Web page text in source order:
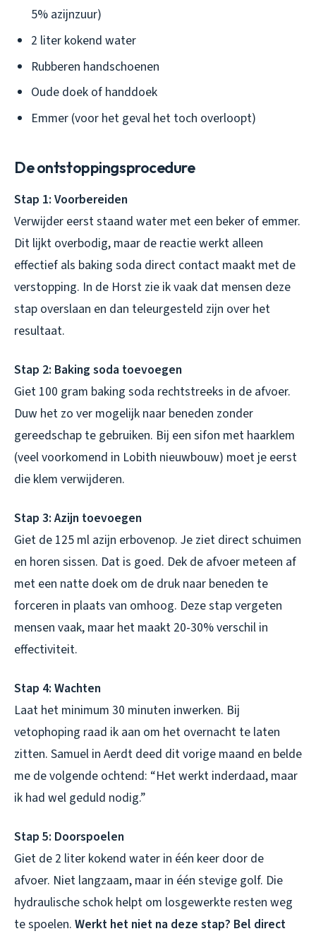
5% azijnzuur)
2 liter kokend water
Rubberen handschoenen
Oude doek of handdoek
Emmer (voor het geval het toch overloopt)
De ontstoppingsprocedure
Stap 1: Voorbereiden
Verwijder eerst staand water met een beker of emmer.
Dit lijkt overbodig, maar de reactie werkt alleen
effectief als baking soda direct contact maakt met de
verstopping. In de Horst zie ik vaak dat mensen deze
stap overslaan en dan teleurgesteld zijn over het
resultaat.
Stap 2: Baking soda toevoegen
Giet 100 gram baking soda rechtstreeks in de afvoer.
Duw het zo ver mogelijk naar beneden zonder
gereedschap te gebruiken. Bij een sifon met haarklem
(veel voorkomend in Lobith nieuwbouw) moet je eerst
die klem verwijderen.
Stap 3: Azijn toevoegen
Giet de 125 ml azijn erbovenop. Je ziet direct schuimen
en horen sissen. Dat is goed. Dek de afvoer meteen af
met een natte doek om de druk naar beneden te
forceren in plaats van omhoog. Deze stap vergeten
mensen vaak, maar het maakt 20-30% verschil in
effectiviteit.
Stap 4: Wachten
Laat het minimum 30 minuten inwerken. Bij
vetophoping raad ik aan om het overnacht te laten
zitten. Samuel in Aerdt deed dit vorige maand en belde
me de volgende ochtend: “Het werkt inderdaad, maar
ik had wel geduld nodig.”
Stap 5: Doorspoelen
Giet de 2 liter kokend water in één keer door de
afvoer. Niet langzaam, maar in één stevige golf. Die
hydraulische schok helpt om losgewerkte resten weg
te spoelen. Werkt het niet na deze stap? Bel direct